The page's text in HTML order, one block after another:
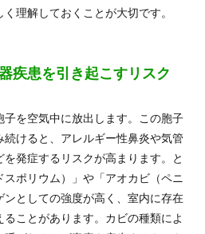
理解しておくことが大切です。
疾患を引き起こすリスク
を空気中に放出します。この胞子
けると、アレルギー性鼻炎や気管
発症するリスクが高まります。と
ポリウム）」や「アオカビ（ペニ
としての強度が高く、室内に存在
ことがあります。カビの種類によ